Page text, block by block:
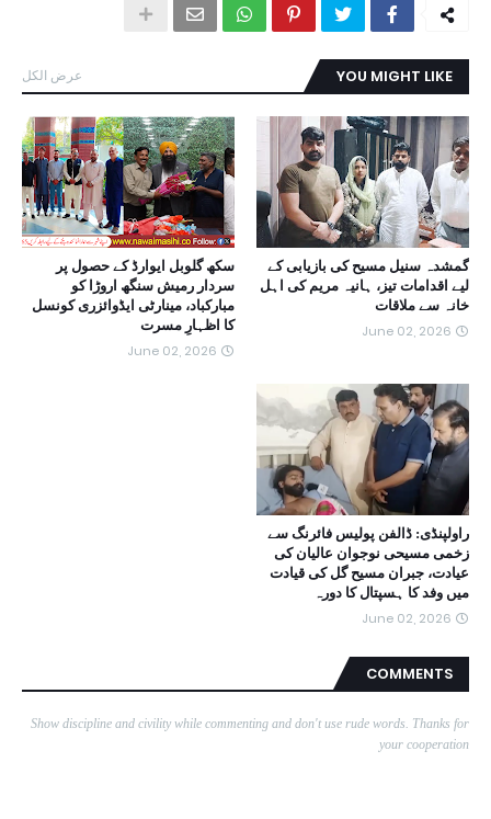
YOU MIGHT LIKE عرض الكل
گمشدہ سنیل مسیح کی بازیابی کے
لیے اقدامات تیز، ہانیہ مریم کی اہل
خانہ سے ملاقات
June 02, 2026
سکھ گلوبل ایوارڈ کے حصول پر
سردار رمیش سنگھ اروڑا کو
مبارکباد، مینارٹی ایڈوائزری کونسل
کا اظہارِ مسرت
June 02, 2026
راولپنڈی: ڈالفن پولیس فائرنگ سے
زخمی مسیحی نوجوان عالیان کی
عیادت، جبران مسیح گل کی قیادت
میں وفد کا ہسپتال کا دورہ
June 02, 2026
COMMENTS
Show discipline and civility while commenting and don't use rude words. Thanks for
your cooperation